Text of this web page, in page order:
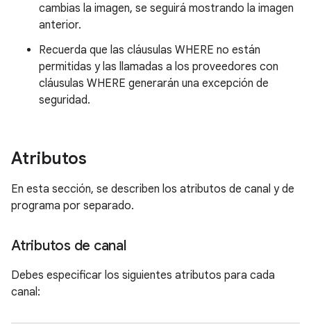
cambias la imagen, se seguirá mostrando la imagen
anterior.
Recuerda que las cláusulas WHERE no están
permitidas y las llamadas a los proveedores con
cláusulas WHERE generarán una excepción de
seguridad.
Atributos
En esta sección, se describen los atributos de canal y de
programa por separado.
Atributos de canal
Debes especificar los siguientes atributos para cada
canal: